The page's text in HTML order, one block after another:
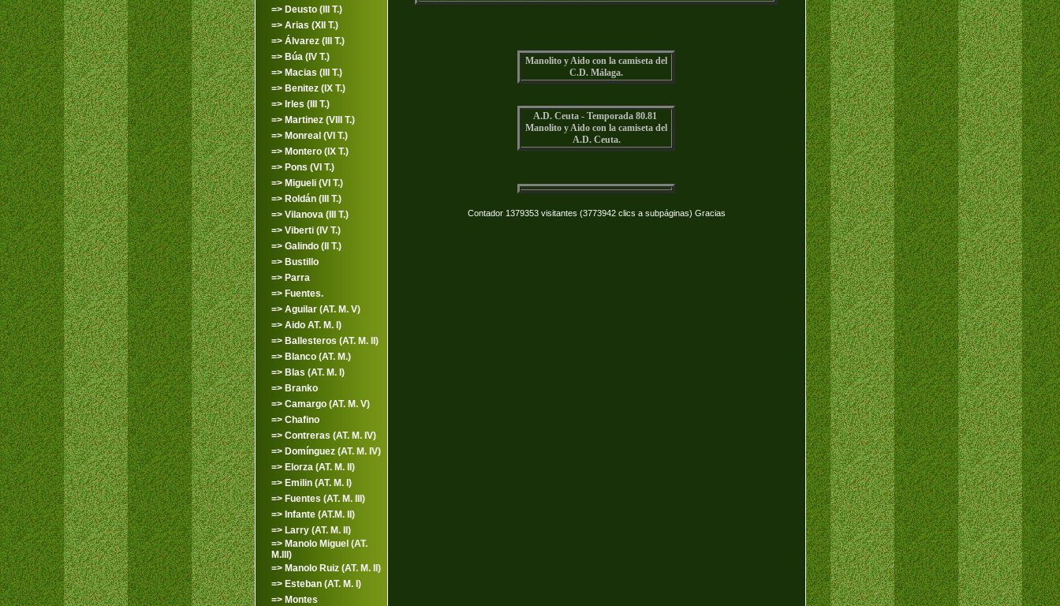
=> Deusto (III T.)
=> Arias (XII T.)
=> Álvarez (III T.)
=> Búa (IV T.)
=> Macias (III T.)
=> Benitez (IX T.)
=> Irles (III T.)
=> Martinez (VIII T.)
=> Monreal (VI T.)
=> Montero (IX T.)
=> Pons (VI T.)
=> Migueli (VI T.)
=> Roldán (III T.)
=> Vilanova (III T.)
=> Viberti (IV T.)
=> Galindo (II T.)
=> Bustillo
=> Parra
=> Fuentes.
=> Aguilar (AT. M. V)
=> Aido AT. M. I)
=> Ballesteros (AT. M. II)
=> Blanco (AT. M.)
=> Blas (AT. M. I)
=> Branko
=> Camargo (AT. M. V)
=> Chafino
=> Contreras (AT. M. IV)
=> Domínguez (AT. M. IV)
=> Elorza (AT. M. II)
=> Emilin (AT. M. I)
=> Fuentes (AT. M. III)
=> Infante (AT.M. II)
=> Larry (AT. M. II)
=> Manolo Miguel (AT.
M.III)
=> Manolo Ruiz (AT. M. II)
=> Esteban (AT. M. I)
=> Montes
Manolito y Aido con la camiseta del
C.D. Málaga.
A.D. Ceuta - Temporada 80.81
Manolito y Aido con la camiseta del
A.D. Ceuta.
Contador 1379353 visitantes (3773942 clics a subpáginas) Gracias